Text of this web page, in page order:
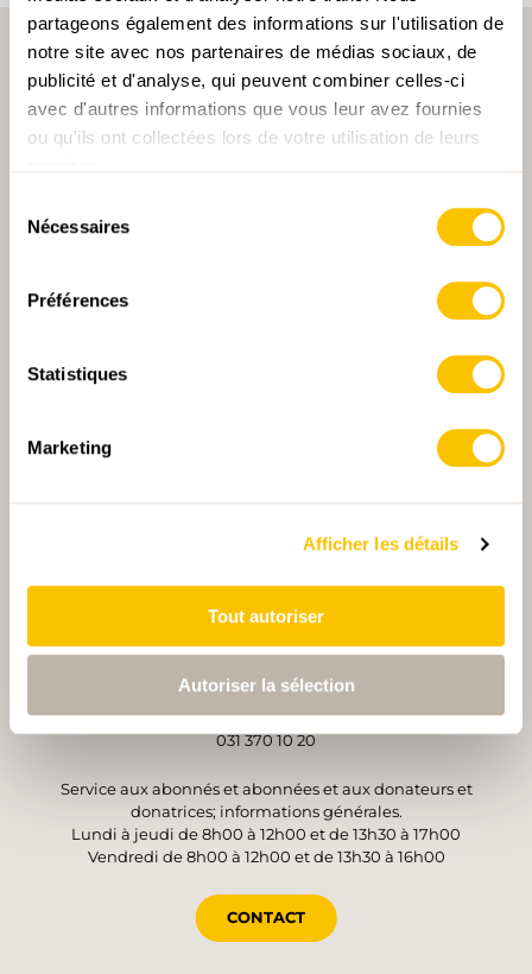
partageons également des informations sur l'utilisation de
notre site avec nos partenaires de médias sociaux, de
publicité et d'analyse, qui peuvent combiner celles-ci
avec d'autres informations que vous leur avez fournies
ou qu'ils ont collectées lors de votre utilisation de leurs
Nécessaires
Préférences
Statistiques
Marketing
Afficher les détails
Tout autoriser
Autoriser la sélection
PARTENAIRE
OPÉRATEUR
Suisse Rando
Monbijoustrasse 61
obfc:jogpAtdixfj{fs.xboefsxfhf/di:obfc
031 370 10 20
Service aux abonnés et abonnées et aux donateurs et
donatrices; informations générales.
Lundi à jeudi de 8h00 à 12h00 et de 13h30 à 17h00
Vendredi de 8h00 à 12h00 et de 13h30 à 16h00
CONTACT